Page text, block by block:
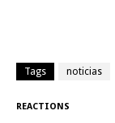
Tags noticias
REACTIONS